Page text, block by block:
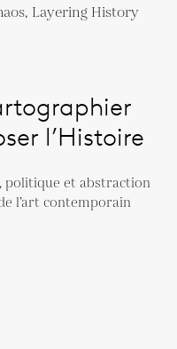
l’Histoire
politique et abstraction
l’art contemporain